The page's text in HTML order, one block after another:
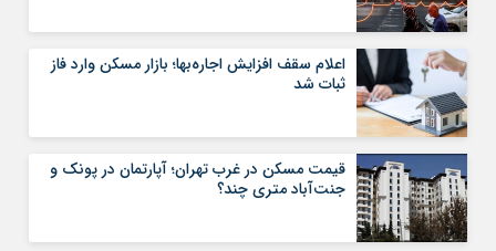
اعلام سقف افزایش اجاره‌بها؛ بازار مسکن وارد فاز
ثبات شد
قیمت مسکن در غرب تهران؛ آپارتمان در پونک و
جنت‌آباد متری چند؟